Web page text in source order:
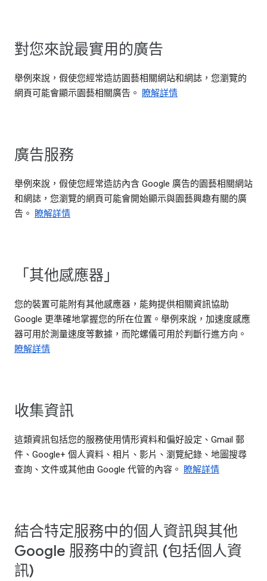
對您來說最實用的廣告
舉例來說，假使您經常造訪園藝相關網站和網誌，您瀏覽的
網頁可能會顯示園藝相關廣告。
瞭解詳情
廣告服務
舉例來說，假使您經常造訪內含 Google 廣告的園藝相關網站
和網誌，您瀏覽的網頁可能會開始顯示與園藝興趣有關的廣
告。
瞭解詳情
「其他感應器」
您的裝置可能附有其他感應器，能夠提供相關資訊協助
Google 更準確地掌握您的所在位置。舉例來說，加速度感應
器可用於測量速度等數據，而陀螺儀可用於判斷行進方向。
瞭解詳情
收集資訊
這類資訊包括您的服務使用情形資料和偏好設定、Gmail 郵
件、Google+ 個人資料、相片、影片、瀏覽紀錄、地圖搜尋
查詢、文件或其他由 Google 代管的內容。
瞭解詳情
結合特定服務中的個人資訊與其他
Google 服務中的資訊 (包括個人資
訊)